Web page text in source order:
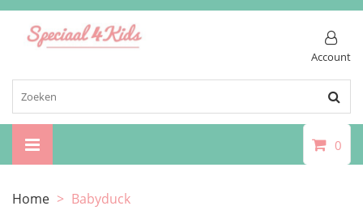
Account
0
Home > Babyduck